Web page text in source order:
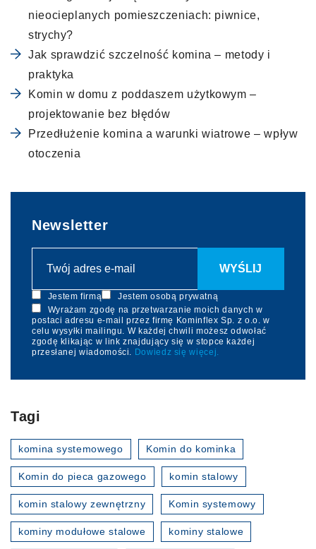
nieocieplanych pomieszczeniach: piwnice,
strychy?
Jak sprawdzić szczelność komina – metody i
praktyka
Komin w domu z poddaszem użytkowym –
projektowanie bez błędów
Przedłużenie komina a warunki wiatrowe – wpływ
otoczenia
Newsletter
Jestem firmą
Jestem osobą prywatną
Wyrażam zgodę na przetwarzanie moich danych w
postaci adresu e-mail przez firmę Kominflex Sp. z o.o. w
celu wysyłki mailingu. W każdej chwili możesz odwołać
zgodę klikając w link znajdujący się w stopce każdej
przesłanej wiadomości. Dowiedz się więcej.
Tagi
komina systemowego Komin do kominka
Komin do pieca gazowego komin stalowy
komin stalowy zewnętrzny Komin systemowy
kominy modułowe stalowe kominy stalowe